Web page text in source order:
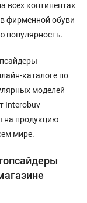
всех континентах
фирменной обуви
популярность.
каталоге по
моделей
Interobuv
на продукцию
мире.